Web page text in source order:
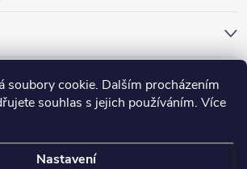
soubory cookie. Dalším procházením
souhlas s jejich používáním. Více
Nastavení